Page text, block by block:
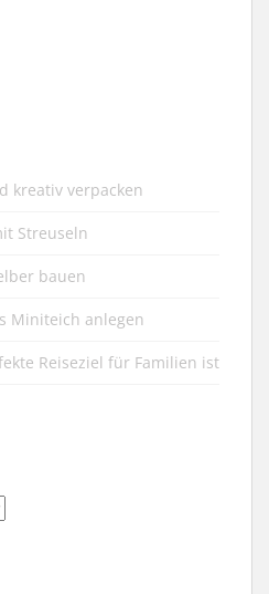
kreativ verpacken
Streuseln
bauen
Miniteich anlegen
Reiseziel für Familien ist